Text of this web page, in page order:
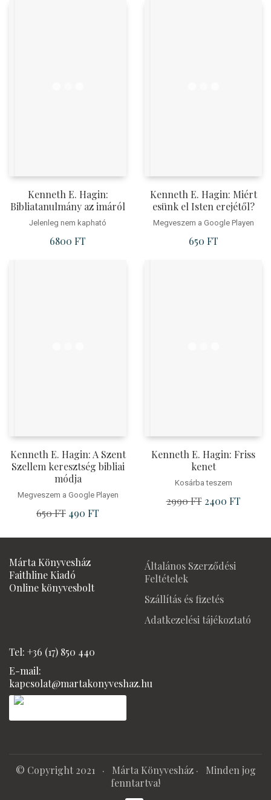
Kenneth E. Hagin:
Bibliatanulmány az imáról
Jelenleg nem kapható
6800 FT
Kenneth E. Hagin: Miért
esünk el Isten erejétől?
Megveszem a Google Playen
650 FT
Kenneth E. Hagin: A Szent
Szellem keresztség bibliai
módja
Megveszem a Google Playen
650FT Original
was:
490 FT
is:
Kenneth E. Hagin: Friss
kenet
Kosárba teszem
2990FT Original
2990 Ft.
2400 FTCurrent
2400
Márta Könyvesház
Faithline Kiadó
Online könyvesbolt
Általános Szerződési
Feltételek
Szállítás és fizetés
Adatkezelési tájékoztató
Tel: +36 (17) 850 440
E-mail:
kapcsolat@martakonyveshaz.hu
© Copyright 2021 · Márta Könyvesház· Minden jog
fenntartva!